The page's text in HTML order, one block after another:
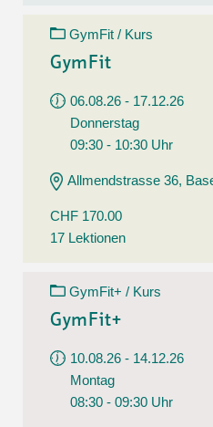
GymFit / Kurs
GymFit
06.08.26 - 17.12.26
Donnerstag
09:30 - 10:30 Uhr
Allmendstrasse 36,
CHF 170.00
17 Lektionen
GymFit+ / Kurs
GymFit+
10.08.26 - 14.12.26
Montag
08:30 - 09:30 Uhr